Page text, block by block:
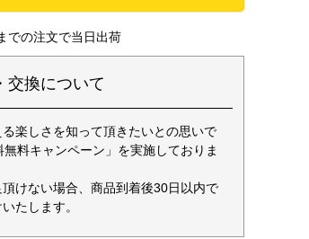
での注文で当日出荷
交換について
楽しさを知って頂きたいとの思いで
無料キャンペーン」を実施しておりま
けない場合、商品到着後30日以内で
たします。